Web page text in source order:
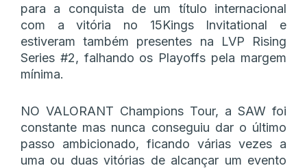
para a conquista de um título internacional
com a vitória no 15Kings Invitational e
estiveram também presentes na LVP Rising
Series #2, falhando os Playoffs pela margem
mínima.
NO VALORANT Champions Tour, a SAW foi
constante mas nunca conseguiu dar o último
passo ambicionado, ficando várias vezes a
uma ou duas vitórias de alcançar um evento